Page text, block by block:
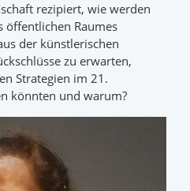
rezipiert, wie werden
öffentlichen Raumes
der künstlerischen
zu erwarten,
Strategien im 21.
könnten und warum?